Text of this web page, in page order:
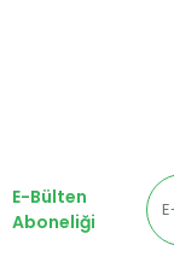
E-Bülten
Aboneliği